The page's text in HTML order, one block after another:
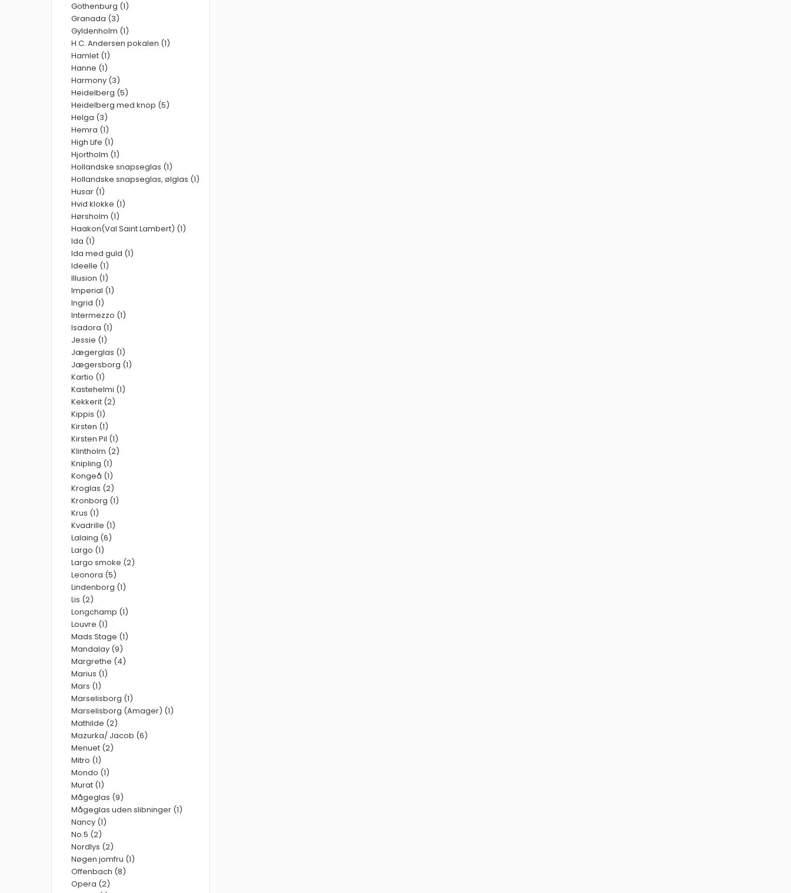
Gothenburg (1)
Granada (3)
Gyldenholm (1)
H.C. Andersen pokalen (1)
Hamlet (1)
Hanne (1)
Harmony (3)
Heidelberg (5)
Heidelberg med knop (5)
Helga (3)
Hemra (1)
High Life (1)
Hjortholm (1)
Hollandske snapseglas (1)
Hollandske snapseglas, ølglas (1)
Husar (1)
Hvid klokke (1)
Hørsholm (1)
Haakon(Val Saint Lambert) (1)
Ida (1)
Ida med guld (1)
Ideelle (1)
Illusion (1)
Imperial (1)
Ingrid (1)
Intermezzo (1)
Isadora (1)
Jessie (1)
Jægerglas (1)
Jægersborg (1)
Kartio (1)
Kastehelmi (1)
Kekkerit (2)
Kippis (1)
Kirsten (1)
Kirsten Pil (1)
Klintholm (2)
Knipling (1)
Kongeå (1)
Kroglas (2)
Kronborg (1)
Krus (1)
Kvadrille (1)
Lalaing (6)
Largo (1)
Largo smoke (2)
Leonora (5)
Lindenborg (1)
Lis (2)
Longchamp (1)
Louvre (1)
Mads Stage (1)
Mandalay (9)
Margrethe (4)
Marius (1)
Mars (1)
Marselisborg (1)
Marselisborg (Amager) (1)
Mathilde (2)
Mazurka/ Jacob (6)
Menuet (2)
Mitro (1)
Mondo (1)
Murat (1)
Mågeglas (9)
Mågeglas uden slibninger (1)
Nancy (1)
No.5 (2)
Nordlys (2)
Nøgen jomfru (1)
Offenbach (8)
Opera (2)